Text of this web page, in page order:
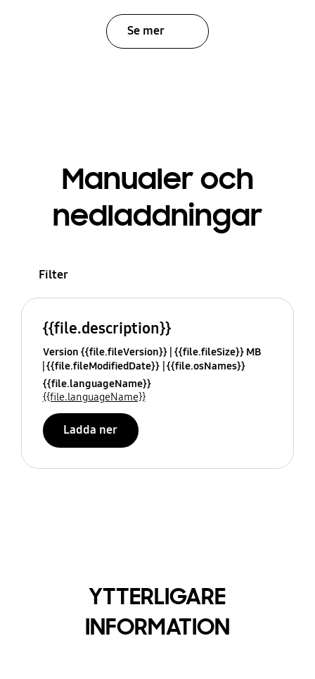
Se mer
Manualer och
nedladdningar
Filter
{{file.description}}
Version {{file.fileVersion}} {{file.fileSize}} MB
{{file.fileModifiedDate}} {{file.osNames}}
{{file.languageName}}
{{file.languageName}}
Ladda ner
YTTERLIGARE
INFORMATION